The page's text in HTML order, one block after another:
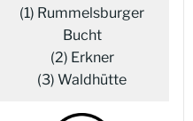
(1) Rummelsburger
Bucht
(2) Erkner
(3) Waldhütte